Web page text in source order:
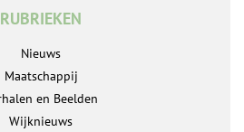
RUBRIEKEN
Nieuws
Maatschappij
en Beelden
Wijknieuws